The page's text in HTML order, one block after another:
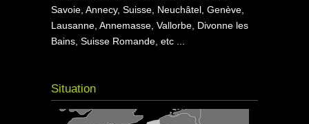
Savoie, Annecy, Suisse, Neuchâtel, Genève,
Lausanne, Annemasse, Vallorbe, Divonne les
Bains, Suisse Romande, etc ...
Situation